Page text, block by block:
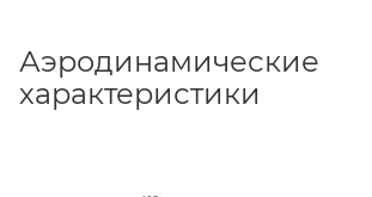
Аэродинамические
характеристики